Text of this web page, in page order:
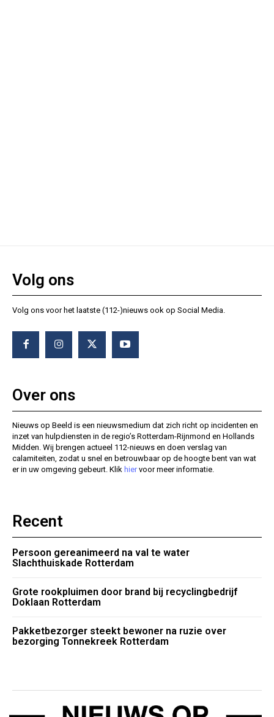
Volg ons
Volg ons voor het laatste (112-)nieuws ook op Social Media.
Over ons
Nieuws op Beeld is een nieuwsmedium dat zich richt op incidenten en
inzet van hulpdiensten in de regio’s Rotterdam-Rijnmond en Hollands
Midden. Wij brengen actueel 112-nieuws en doen verslag van
calamiteiten, zodat u snel en betrouwbaar op de hoogte bent van wat
er in uw omgeving gebeurt. Klik hiervoor meer informatie.
Recent
Persoon gereanimeerd na val te water
Slachthuiskade Rotterdam
Grote rookpluimen door brand bij recyclingbedrijf
Doklaan Rotterdam
Pakketbezorger steekt bewoner na ruzie over
bezorging Tonnekreek Rotterdam